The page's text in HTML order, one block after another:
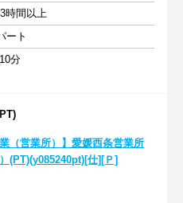
時間以上
ート
分
業（営業所）】愛媛西条営業所
）(PT)(y085240pt)[仕][Ｐ]